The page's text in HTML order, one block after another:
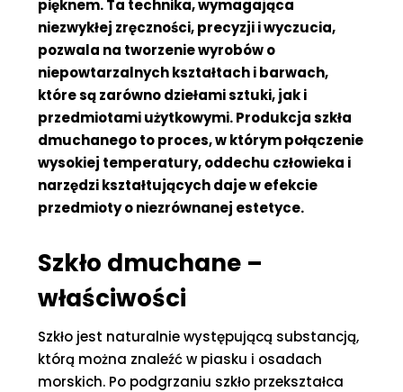
pięknem. Ta technika, wymagająca
niezwykłej zręczności, precyzji i wyczucia,
pozwala na tworzenie wyrobów o
niepowtarzalnych kształtach i barwach,
które są zarówno dziełami sztuki, jak i
przedmiotami użytkowymi. Produkcja szkła
dmuchanego to proces, w którym połączenie
wysokiej temperatury, oddechu człowieka i
narzędzi kształtujących daje w efekcie
przedmioty o niezrównanej estetyce.
Szkło dmuchane –
właściwości
Szkło jest naturalnie występującą substancją,
którą można znaleźć w piasku i osadach
morskich. Po podgrzaniu szkło przekształca